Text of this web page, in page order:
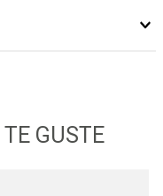
GUSTE